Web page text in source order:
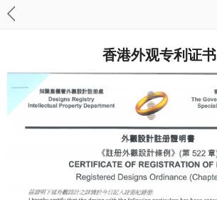
香港外观专利证书